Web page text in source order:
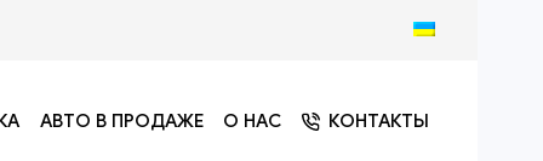
АВТО В ПРОДАЖЕ О НАС КОНТАКТЫ